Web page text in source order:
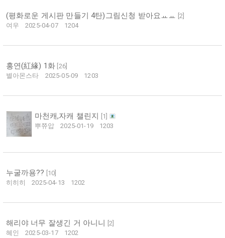
(평화로운 게시판 만들기 4탄)그림신청 받아요ㅛㅛ 2
여우
2025-04-07 1204
홍연(紅緣) 1화 26]
별아몬스타
2025-05-09 1203
마천캐,자캐 챌린지 1
뿌쮸압
2025-01-19 1203
누굴까용?? 10
히히히
2025-04-13 1202
해리야 너무 잘생긴 거 아니니 2
혜인
2025-03-17 1202